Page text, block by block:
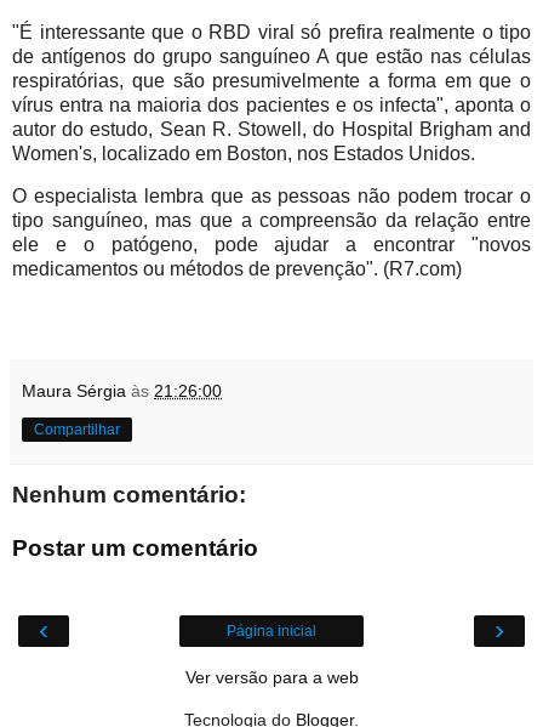
"É interessante que o RBD viral só prefira realmente o tipo
de antígenos do grupo sanguíneo A que estão nas células
respiratórias, que são presumivelmente a forma em que o
vírus entra na maioria dos pacientes e os infecta", aponta o
autor do estudo, Sean R. Stowell, do Hospital Brigham and
Women's, localizado em Boston, nos Estados Unidos.
O especialista lembra que as pessoas não podem trocar o
tipo sanguíneo, mas que a compreensão da relação entre
ele e o patógeno, pode ajudar a encontrar "novos
medicamentos ou métodos de prevenção". (R7.com)
Maura Sérgia às 21:26:00
Compartilhar
Nenhum comentário:
Postar um comentário
‹ ›
Página inicial
Ver versão para a web
Tecnologia do Blogger.